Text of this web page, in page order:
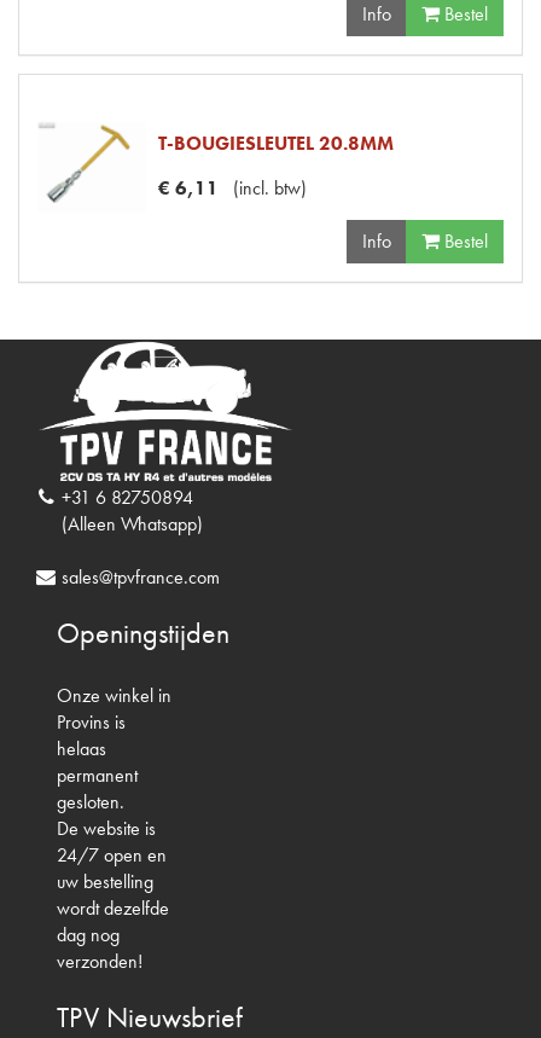
Info Bestel
T-BOUGIESLEUTEL 20.8MM
€ 6,11 (incl. btw)
Info Bestel
+31 6 82750894
(Alleen Whatsapp)
sales@tpvfrance.com
Openingstijden
Onze winkel in
Provins is
helaas
permanent
gesloten.
De website is
24/7 open en
uw bestelling
wordt dezelfde
dag nog
verzonden!
TPV Nieuwsbrief